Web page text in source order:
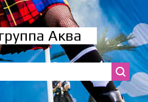
Аква